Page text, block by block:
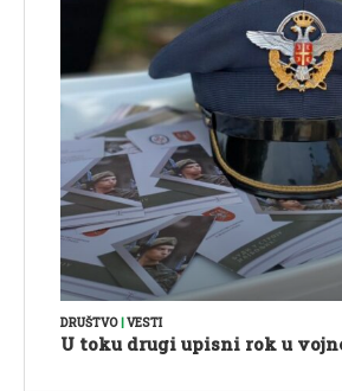
DRUŠTVO|VESTI
U toku drugi upisni rok u